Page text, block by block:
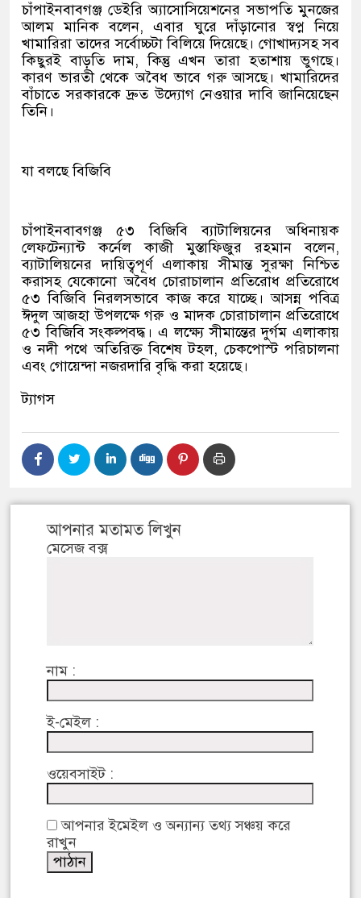
চাঁপাইনবাবগঞ্জ ডেইরি অ্যাসোসিয়েশনের সভাপতি মুনজের
আলম মানিক বলেন, এবার ঘুরে দাঁড়ানোর স্বপ্ন নিয়ে
খামারিরা তাদের সর্বোচ্চটা বিলিয়ে দিয়েছে। গোখাদ্যসহ সব
কিছুরই বাড়তি দাম, কিন্তু এখন তারা হতাশায় ভুগছে।
কারণ ভারতী থেকে অবৈধ ভাবে গরু আসছে। খামারিদের
বাঁচাতে সরকারকে দ্রুত উদ্যোগ নেওয়ার দাবি জানিয়েছেন
তিনি।
যা বলছে বিজিবি
চাঁপাইনবাবগঞ্জ ৫৩ বিজিবি ব্যাটালিয়নের অধিনায়ক
লেফটেন্যান্ট কর্নেল কাজী মুস্তাফিজুর রহমান বলেন,
ব্যাটালিয়নের দায়িত্বপূর্ণ এলাকায় সীমান্ত সুরক্ষা নিশ্চিত
করাসহ যেকোনো অবৈধ চোরাচালান প্রতিরোধ প্রতিরোধে
৫৩ বিজিবি নিরলসভাবে কাজ করে যাচ্ছে। আসন্ন পবিত্র
ঈদুল আজহা উপলক্ষে গরু ও মাদক চোরাচালান প্রতিরোধে
৫৩ বিজিবি সংকল্পবদ্ধ। এ লক্ষ্যে সীমান্তের দুর্গম এলাকায়
ও নদী পথে অতিরিক্ত বিশেষ টহল, চেকপোস্ট পরিচালনা
এবং গোয়েন্দা নজরদারি বৃদ্ধি করা হয়েছে।
ট্যাগস
আপনার মতামত লিখুন
মেসেজ বক্স
নাম :
ই-মেইল :
ওয়েবসাইট :
আপনার ইমেইল ও অন্যান্য তথ্য সঞ্চয় করে
রাখুন